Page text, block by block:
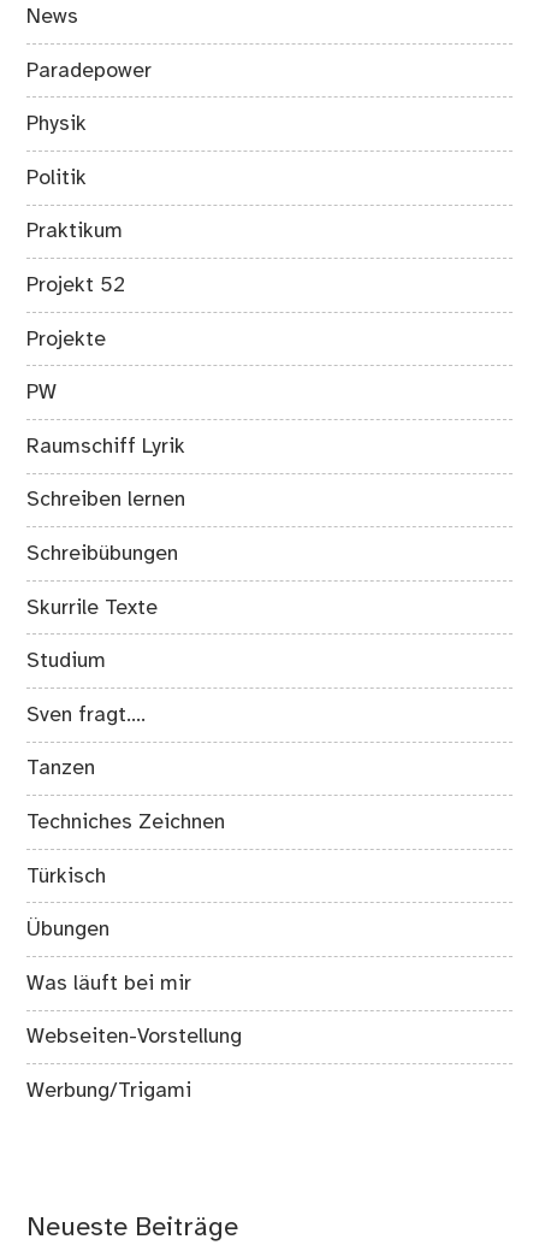
News
Paradepower
Physik
Politik
Praktikum
Projekt 52
Projekte
PW
Raumschiff Lyrik
Schreiben lernen
Schreibübungen
Skurrile Texte
Studium
Sven fragt….
Tanzen
Techniches Zeichnen
Türkisch
Übungen
Was läuft bei mir
Webseiten-Vorstellung
Werbung/Trigami
Neueste Beiträge